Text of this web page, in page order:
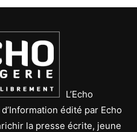
L’Echo
édité par Echo
la presse écrite, jeune